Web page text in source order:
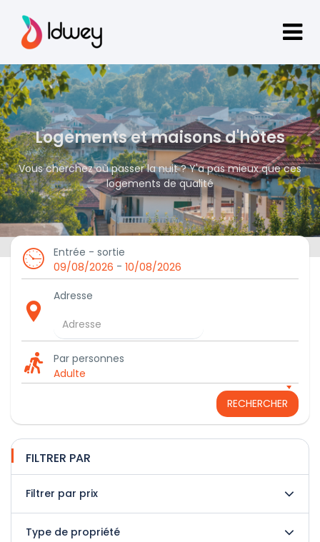
Logements et maisons d'hôtes
Vous cherchez où passer la nuit ? Y'a pas mieux que ces
logements de qualité
Entrée - sortie
09/08/2026 - 10/08/2026
Adresse
Par personnes
Adulte
RECHERCHER
FILTRER PAR
Filtrer par prix
Type de propriété